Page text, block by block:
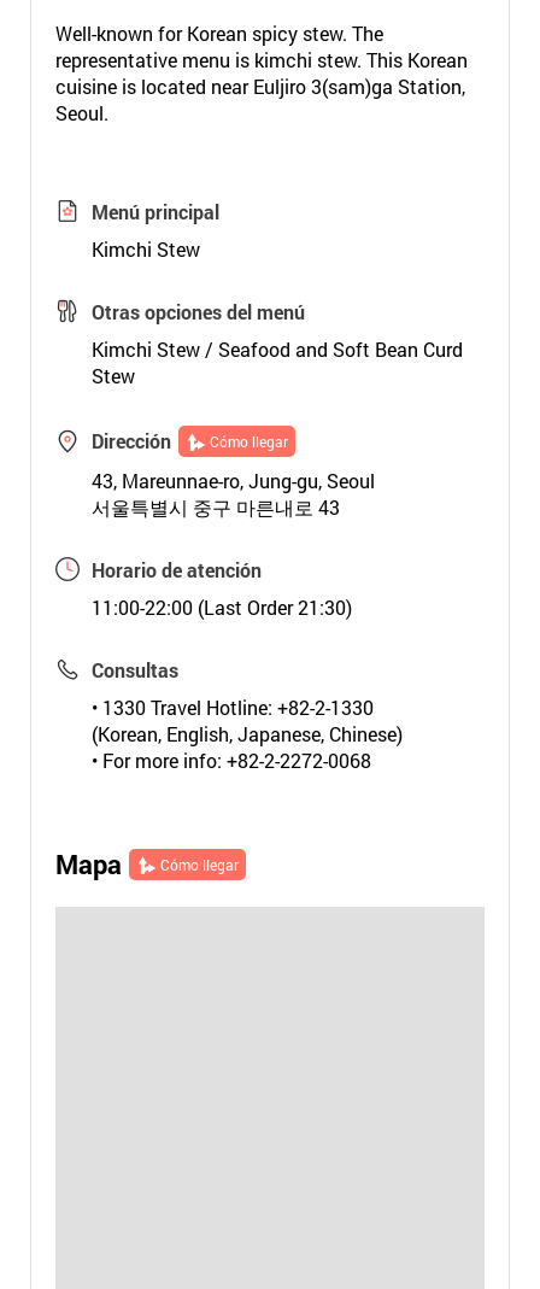
Well-known for Korean spicy stew. The
representative menu is kimchi stew. This Korean
cuisine is located near Euljiro 3(sam)ga Station,
Seoul.
Menú principal
Kimchi Stew
Otras opciones del menú
Kimchi Stew / Seafood and Soft Bean Curd
Stew
Dirección Cómo llegar
43, Mareunnae-ro, Jung-gu, Seoul
서울특별시 중구 마른내로 43
Horario de atención
11:00-22:00 (Last Order 21:30)
Consultas
• 1330 Travel Hotline: +82-2-1330
(Korean, English, Japanese, Chinese)
• For more info: +82-2-2272-0068
Mapa Cómo llegar